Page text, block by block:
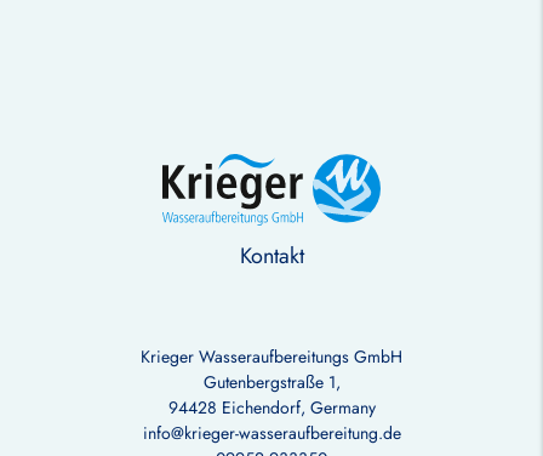
Kontakt
Krieger Wasseraufbereitungs GmbH
Gutenbergstraße 1,
94428 Eichendorf, Germany
info@krieger-wasseraufbereitung.de